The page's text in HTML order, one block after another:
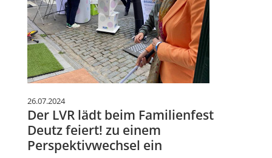
26.07.2024
Der LVR lädt beim Familienfest
Deutz feiert! zu einem
Perspektivwechsel ein